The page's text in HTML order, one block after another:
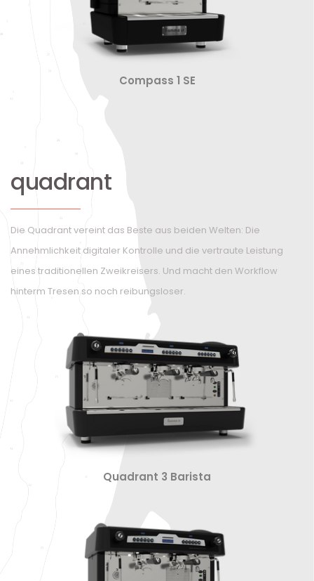
Compass 1 SE
quadrant
Die Quadrant vereint das Beste aus beiden Welten: Die
Annehmlichkeit digitaler Kontrolle und die vertraute Leistung
eines traditionellen Zweikreisers. Und macht den Workflow
hinterm Tresen so noch reibungsloser.
Quadrant 3 Barista